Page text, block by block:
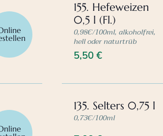
155. Hefeweizen
0,5 l (Fl.)
5,50 €
0,98€/100ml, alkoholfrei,
hell oder naturtrüb
135. Selters 0,75 l
0,73€/100ml